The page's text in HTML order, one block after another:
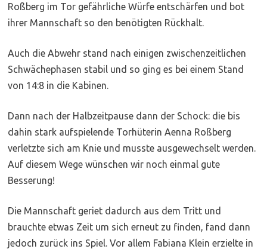
Roßberg im Tor gefährliche Würfe entschärfen und bot
ihrer Mannschaft so den benötigten Rückhalt.
Auch die Abwehr stand nach einigen zwischenzeitlichen
Schwächephasen stabil und so ging es bei einem Stand
von 14:8 in die Kabinen.
Dann nach der Halbzeitpause dann der Schock: die bis
dahin stark aufspielende Torhüterin Aenna Roßberg
verletzte sich am Knie und musste ausgewechselt werden.
Auf diesem Wege wünschen wir noch einmal gute
Besserung!
Die Mannschaft geriet dadurch aus dem Tritt und
brauchte etwas Zeit um sich erneut zu finden, fand dann
jedoch zurück ins Spiel. Vor allem Fabiana Klein erzielte in